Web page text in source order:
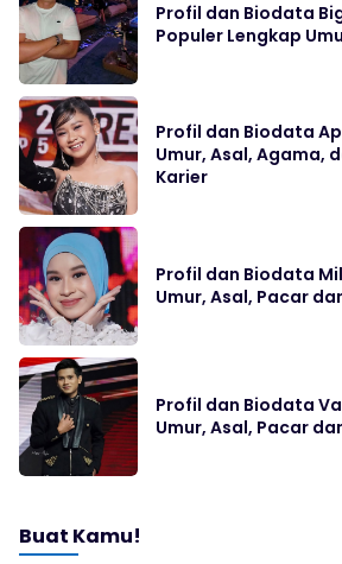
Profil dan Biodata
Populer Lengkap
Profil dan Biodata
Umur, Asal, Agama,
Karier
Profil dan Biodata
Umur, Asal, Pacar
Profil dan Biodata
Umur, Asal, Pacar
Buat Kamu!